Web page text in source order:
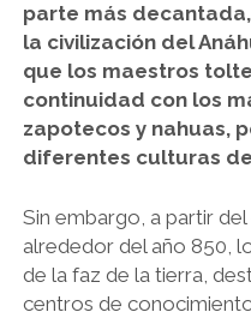
parte más
la civilización del
que los maestros
continuidad con los
zapotecos y nahuas,
diferentes culturas
Sin embargo, a partir
alrededor del año 850,
de la faz de la tierra,
centros de